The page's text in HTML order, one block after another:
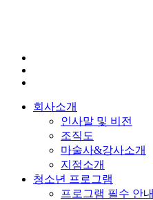
회사소개
인사말 및 비전
조직도
마술사&강사소개
지점소개
청소년 프로그램
프로그램 필수 안내